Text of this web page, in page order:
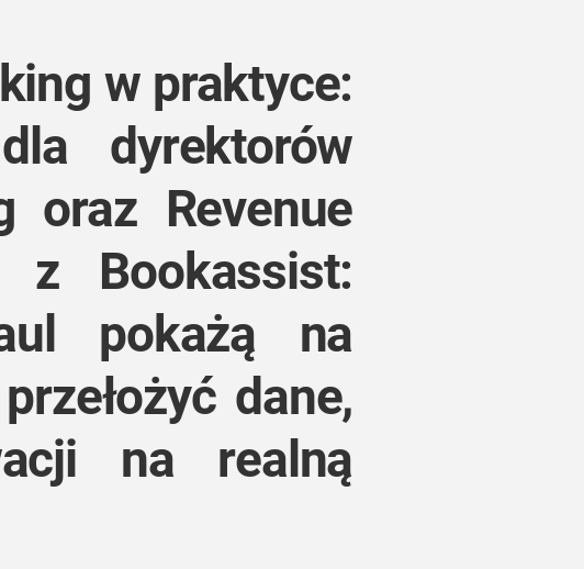
w praktyce:
dyrektorów
oraz Revenue
z Bookassist:
pokażą na
dane,
na realną